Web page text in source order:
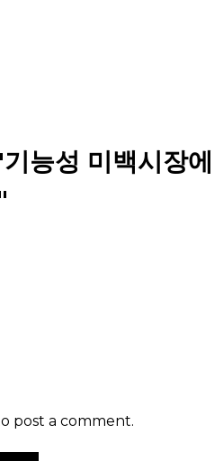
능성 미백시장에
post a comment.